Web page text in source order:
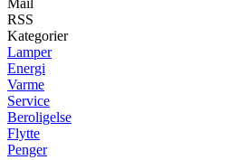
Mail
RSS
Kategorier
Lamper
Energi
Varme
Service
Beroligelse
Flytte
Penger